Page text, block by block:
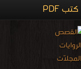
كتب PDF